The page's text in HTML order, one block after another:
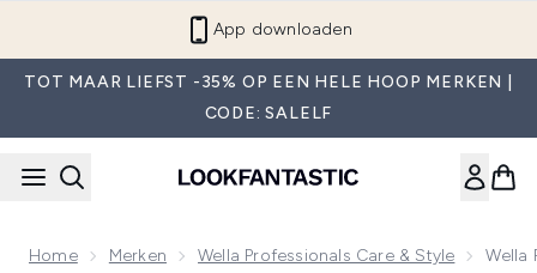
App downloaden
TOT MAAR LIEFST -35% OP EEN HELE HOOP MERKEN |
CODE: SALELF
Home Merken Wella Professionals Care & Style Wella